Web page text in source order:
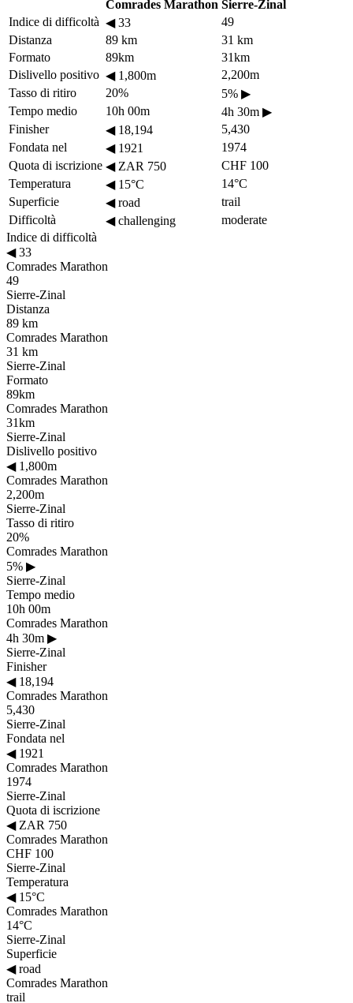
Comrades Marathon Sierre-Zinal
Indice di difficoltà ◀33
49
Distanza
89 km
31 km
Formato
89km
31km
Dislivello positivo ◀1,800m
2,200m
Tasso di ritiro
20% 5% ▶
Tempo medio
10h 00m 4h 30m ▶
Finisher
◀18,194
5,430
Fondata nel
◀1921
1974
Quota di iscrizione ◀ZAR 750
CHF 100
Temperatura
◀15°C
14°C
Superficie
◀road
trail
Difficoltà
◀challenging
moderate
Indice di difficoltà
◀33
Comrades Marathon
49
Sierre-Zinal
Distanza
89 km
Comrades Marathon
31 km
Sierre-Zinal
Formato
89km
Comrades Marathon
31km
Sierre-Zinal
Dislivello positivo
◀1,800m
Comrades Marathon
2,200m
Sierre-Zinal
Tasso di ritiro
20%
Comrades Marathon
5% ▶
Sierre-Zinal
Tempo medio
10h 00m
Comrades Marathon
4h 30m ▶
Sierre-Zinal
Finisher
◀18,194
Comrades Marathon
5,430
Sierre-Zinal
Fondata nel
◀1921
Comrades Marathon
1974
Sierre-Zinal
Quota di iscrizione
◀ZAR 750
Comrades Marathon
CHF 100
Sierre-Zinal
Temperatura
◀15°C
Comrades Marathon
14°C
Sierre-Zinal
Superficie
◀road
Comrades Marathon
trail